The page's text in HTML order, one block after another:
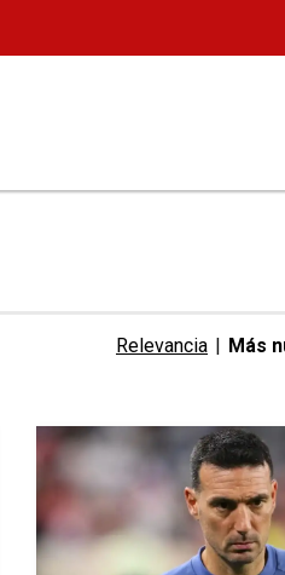
Relevancia | Más